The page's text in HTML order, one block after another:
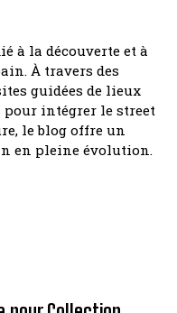
à la découverte et à
À travers des
guidées de lieux
pour intégrer le street
le blog offre un
en pleine évolution.